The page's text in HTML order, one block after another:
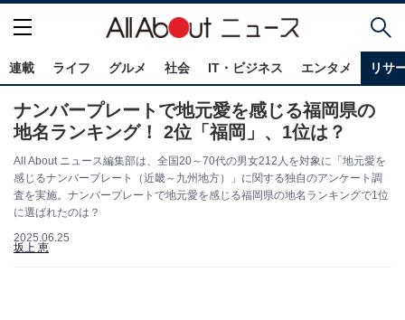
連載 ライフ グルメ 社会 IT・ビジネス エンタメ リサ
ナンバープレートで地元愛を感じる福岡県の
地名ランキング！ 2位「福岡」、1位は？
All About ニュース編集部は、全国20～70代の男女212人を対象に「地元愛を
感じるナンバープレート（近畿～九州地方）」に関する独自のアンケート調
査を実施。ナンバープレートで地元愛を感じる福岡県の地名ランキングで1位
に選ばれたのは？
2025.06.25
坂上 恵